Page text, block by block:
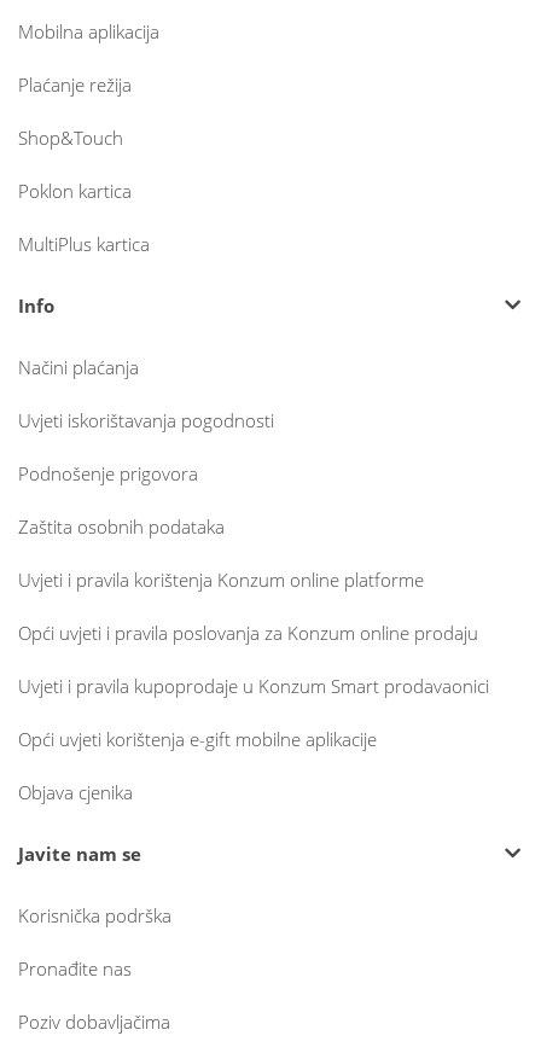
Mobilna aplikacija
Plaćanje režija
Shop&Touch
Poklon kartica
MultiPlus kartica
Info
Načini plaćanja
Uvjeti iskorištavanja pogodnosti
Podnošenje prigovora
Zaštita osobnih podataka
Uvjeti i pravila korištenja Konzum online platforme
Opći uvjeti i pravila poslovanja za Konzum online prodaju
Uvjeti i pravila kupoprodaje u Konzum Smart prodavaonici
Opći uvjeti korištenja e-gift mobilne aplikacije
Objava cjenika
Javite nam se
Korisnička podrška
Pronađite nas
Poziv dobavljačima